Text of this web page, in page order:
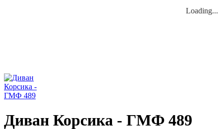
Loading...
Loading...
Диван Корсика - ГМФ 489